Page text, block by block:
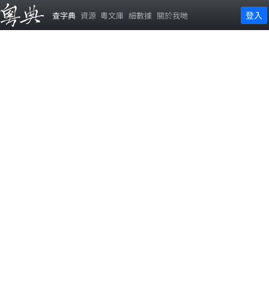
查字典 資源 粵文庫 細數據 關於我哋 登入